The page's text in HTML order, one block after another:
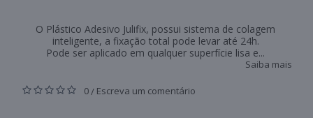
O Plástico Adesivo Julifix, possui sistema de colagem
inteligente, a fixação total pode levar até 24h.
Pode ser aplicado em qualquer superfície lisa e...
Saiba mais
0 / Escreva um comentário